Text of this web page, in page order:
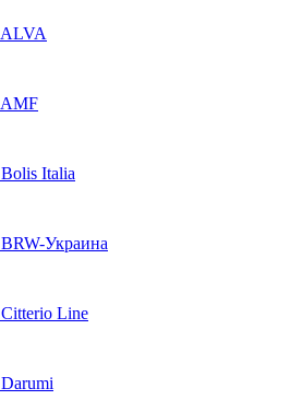
ALVA
AMF
Bolis Italia
BRW-Украина
Citterio Line
Darumi